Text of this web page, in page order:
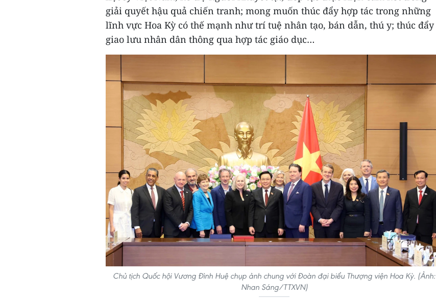
giải quyết hậu quả chiến tranh; mong muốn thúc đẩy hợp tác trong những
lĩnh vực Hoa Kỳ có thế mạnh như trí tuệ nhân tạo, bán dẫn, thú y; thúc đẩy
giao lưu nhân dân thông qua hợp tác giáo dục…
Chủ tịch Quốc hội Vương Đình Huệ chụp ảnh chung với Đoàn đại biểu Thượng viện Hoa Kỳ. (Ảnh:
Nhan Sáng/TTXVN)